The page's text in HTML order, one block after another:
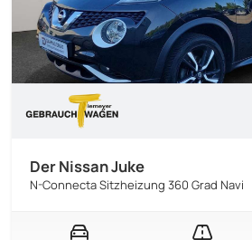
Der Nissan Juke
N-Connecta Sitzheizung 360 Grad Navi